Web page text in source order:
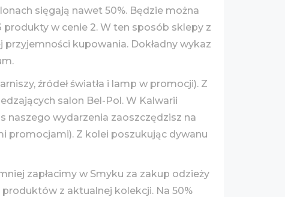
sięgają nawet 50%. Będzie można
w cenie 2. W ten sposób sklepy z
kupowania. Dokładny wykaz
źródeł światła i lamp w promocji). Z
salon Bel-Pol. W Kalwarii
wydarzenia zaoszczędzisz na
promocjami). Z kolei poszukując dywanu
zapłacimy w Smyku za zakup odzieży
z aktualnej kolekcji. Na 50%